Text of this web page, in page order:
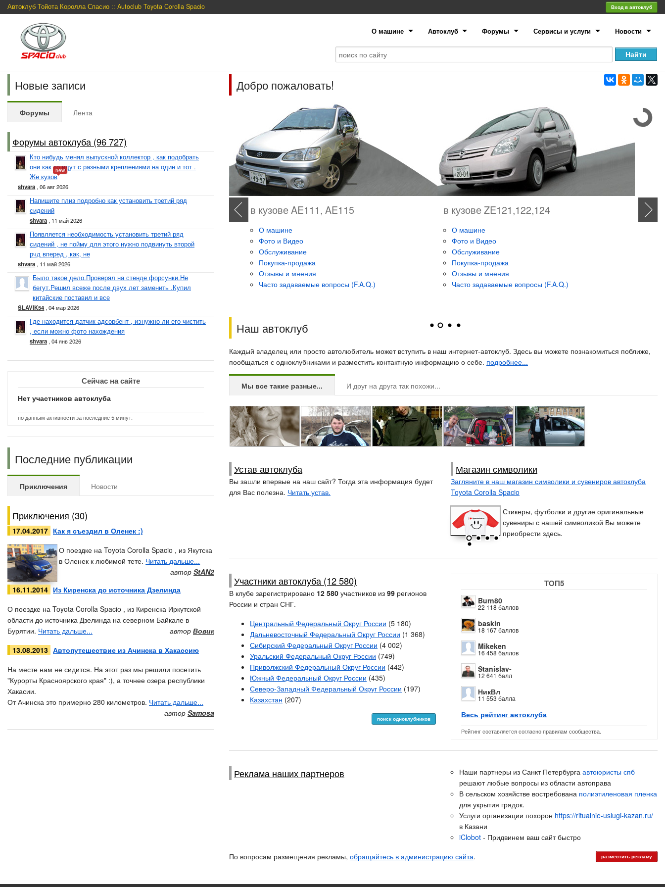
Автоклуб Тойота Королла Спасио :: Autoclub Toyota Corolla Spacio Вход в автоклуб
О машине Автоклуб Форумы Сервисы и услуги Новости
Новые записи
Форумы Лента
Форумы автоклуба (96 727)
Кто нибудь менял выпускной коллектор , как подобрать
они как то идут с разными креплениями на один и тот .
Же кузов
new
shvara , 06 авг 2026
Напишите плиз подробно как установить третий ряд
сидений
shvara , 11 май 2026
Появляется необходимость установить третий ряд
сидений , не пойму для этого нужно подвинуть второй
рчд вперед , как, не
shvara , 11 май 2026
Было такое дело.Проверял на стенде форсунки.Не
бегут.Решил всеже после двух лет заменить .Купил
китайские поставил и все
SLAVIK54 , 04 мар 2026
Где находится датчик адсорбент , иэнужно ли его чистить
, если можно фото нахождения
shvara , 04 янв 2026
Сейчас на сайте
Нет участников автоклуба
по данным активности за последние 5 минут.
Последние публикации
Приключения Новости
Приключения (30)
17.04.2017 Как я съездил в Оленек :)
О поездке на Toyota Corolla Spacio , из Якутска
в Оленек к любимой тете. Читать дальше...
автор StAN2
16.11.2014 Из Киренска до источника Дзелинда
О поездке на Toyota Corolla Spacio , из Киренска Иркутской
области до источника Дзелинда на северном Байкале в
Бурятии. Читать дальше... автор Вовик
13.08.2013 Автопутешествие из Ачинска в Хакассию
На месте нам не сидится. На этот раз мы решили посетить
"Курорты Красноярского края" :), а точнее озера республики
Хакасии.
От Ачинска это примерно 280 километров. Читать дальше...
автор Samosa
Добро пожаловать!
О машине
Фото и Видео
Обслуживание
Покупка-продажа
Отзывы и мнения
Часто задаваемые вопросы (F.A.Q.)
в кузове AE111, AE115
О машине
Фото и Видео
Обслуживание
Покупка-продажа
Отзывы и мнения
Часто задаваемые вопросы (F.A.Q.)
в кузове ZE121,122,124
О машине
Фото и Видео
Обслуживание
Покупка-продажа
Отзывы и мнения
Часто задаваемые вопросы (F.A.Q.)
О машине
Фото и Видео
Обслуживание
Покупка-продажа
Отзывы и мнения
Часто задаваемые вопросы (F.A.Q.)
О машине
Фото и Видео
Обслуживание
Покупка-продажа
Отзывы и мнения
Часто задаваемые вопросы (F.A.Q.)
О машине
Фото и Видео
Обслуживание
Покупка-продажа
Отзывы и мнения
Часто задаваемые вопросы (F.A.Q.)
О машине
Фото и Видео
Обслуживание
Покупка-продажа
Отзывы и мнения
Часто задаваемые вопросы (F.A.Q.)
Наш автоклуб
Каждый владелец или просто автолюбитель может вступить в наш интернет-автоклуб. Здесь вы можете познакомиться поближе,
пообщаться с одноклубниками и разместить контактную информацию о себе. подробнее...
Мы все такие разные... И друг на друга так похожи...
Устав автоклуба
Вы зашли впервые на наш сайт? Тогда эта информация будет
для Вас полезна. Читать устав.
Магазин символики
Загляните в наш магазин символики и сувениров автоклуба
Toyota Corolla Spacio
Стикеры, футболки и другие оригинальные
сувениры с нашей символикой Вы можете
приобрести здесь.
Участники автоклуба (12 580)
В клубе зарегистрировано 12 580 участников из 99 регионов
России и стран СНГ.
Центральный Федеральный Округ России (5 180)
Дальневосточный Федеральный Округ России (1 368)
Сибирский Федеральный Округ России (4 002)
Уральский Федеральный Округ России (749)
Приволжский Федеральный Округ России (442)
Южный Федеральный Округ России (435)
Северо-Западный Федеральный Округ России (197)
Казахстан (207)
поиск одноклубников
ТОП5
Burn80
22 118 баллов
baskin
18 167 баллов
Mikeken
16 458 баллов
Stanislav-
12 641 балл
НикВл
11 553 балла
Весь рейтинг автоклуба
Рейтинг составляется согласно правилам сообщества.
Реклама наших партнеров Наши партнеры из Санкт Петербурга автоюристы спб
решают любые вопросы из области автоправа
В сельском хозяйстве востребована полиэтиленовая пленка
для укрытия грядок.
Услуги организации похорон https://ritualnie-uslugi-kazan.ru/
в Казани
iClobot - Придвинем ваш сайт быстро
По вопросам размещения рекламы, обращайтесь в администрацию сайта. разместить рекламу